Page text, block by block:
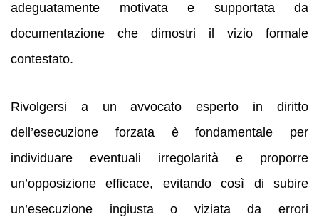
adeguatamente motivata e supportata da
documentazione che dimostri il vizio formale
contestato.
Rivolgersi a un avvocato esperto in diritto
dell’esecuzione forzata è fondamentale per
individuare eventuali irregolarità e proporre
un’opposizione efficace, evitando così di subire
un’esecuzione ingiusta o viziata da errori